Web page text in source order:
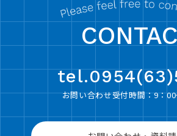
お問い合わせ受付時間：9：